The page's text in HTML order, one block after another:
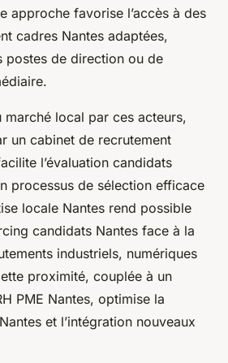
approche favorise l’accès à des
cadres Nantes adaptées,
postes de direction ou de
marché local par ces acteurs,
un cabinet de recrutement
l’évaluation candidats
processus de sélection efficace
locale Nantes rend possible
candidats Nantes face à la
industriels, numériques
proximité, couplée à un
PME Nantes, optimise la
et l’intégration nouveaux